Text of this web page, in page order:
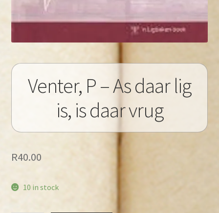
Venter, P – As daar lig
is, is daar vrug
R40.00
10 in stock